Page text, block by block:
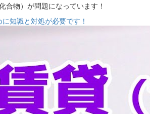
合物）が問題になっています！
知識と対処が必要です！